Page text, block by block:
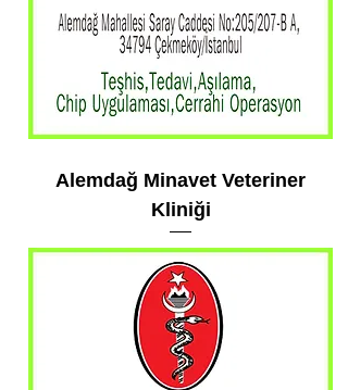
Alemdağ Minavet Veteriner
Kliniği